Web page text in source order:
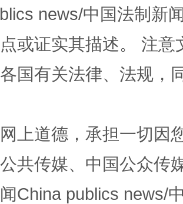
news/中国法制新
或证实其描述。 注
国有关法律、法规，
上道德，承担一切因
共传媒、中国公众传
China publics news/